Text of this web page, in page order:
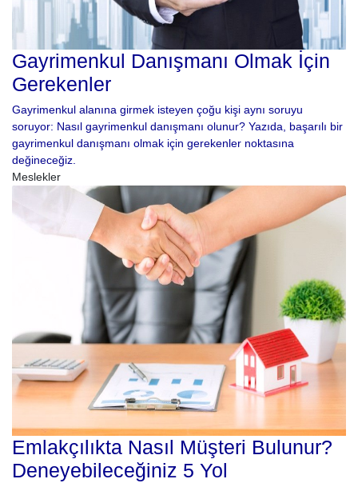
Gayrimenkul Danışmanı Olmak İçin
Gerekenler
Gayrimenkul alanına girmek isteyen çoğu kişi aynı soruyu
soruyor: Nasıl gayrimenkul danışmanı olunur? Yazıda, başarılı bir
gayrimenkul danışmanı olmak için gerekenler noktasına
değineceğiz.
Meslekler
Emlakçılıkta Nasıl Müşteri Bulunur?
Deneyebileceğiniz 5 Yol